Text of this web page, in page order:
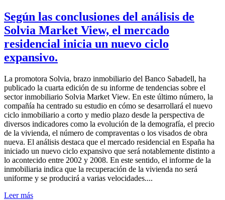
Según las conclusiones del análisis de
Solvia Market View, el mercado
residencial inicia un nuevo ciclo
expansivo.
La promotora Solvia, brazo inmobiliario del Banco Sabadell, ha
publicado la cuarta edición de su informe de tendencias sobre el
sector inmobiliario Solvia Market View. En este último número, la
compañía ha centrado su estudio en cómo se desarrollará el nuevo
ciclo inmobiliario a corto y medio plazo desde la perspectiva de
diversos indicadores como la evolución de la demografía, el precio
de la vivienda, el número de compraventas o los visados de obra
nueva. El análisis destaca que el mercado residencial en España ha
iniciado un nuevo ciclo expansivo que será notablemente distinto a
lo acontecido entre 2002 y 2008. En este sentido, el informe de la
inmobiliaria indica que la recuperación de la vivienda no será
uniforme y se producirá a varias velocidades....
Leer más